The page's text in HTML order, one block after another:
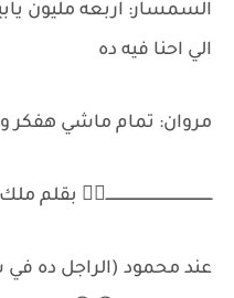
السمسار: اربعه مليون
الي احنا فيه ده
مروان: تمام ماشي هفكر
عند محمود (الراجل ده